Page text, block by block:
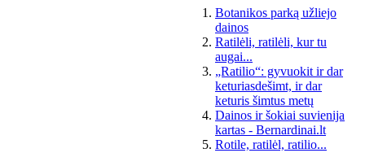
Botanikos parką užliejo
dainos
Ratilėli, ratilėli, kur tu
augai...
„Ratilio“: gyvuokit ir dar
keturiasdešimt, ir dar
keturis šimtus metų
Dainos ir šokiai suvienija
kartas - Bernardinai.lt
Rotile, ratilėl, ratilio...